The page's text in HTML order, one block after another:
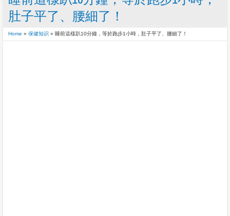
肚子平了、腰細了！
Home » 保健知识 » 睡前這樣趴10分鐘，等於跑步1小時，肚子平了、腰細了！